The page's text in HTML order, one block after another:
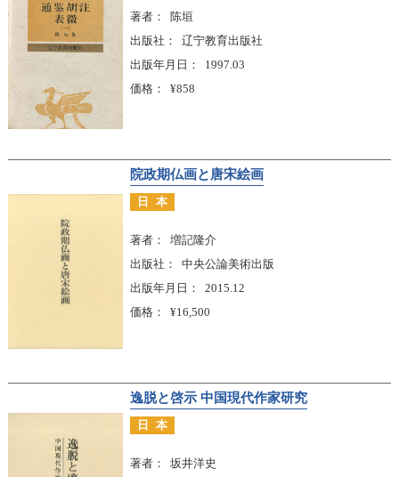
著者
陈垣
出版社
辽宁教育出版社
出版年月日
1997.03
価格
¥858
院政期仏画と唐宋絵画
日本
著者
増記隆介
出版社
中央公論美術出版
出版年月日
2015.12
価格
¥16,500
逸脱と啓示 中国現代作家研究
日本
著者
坂井洋史